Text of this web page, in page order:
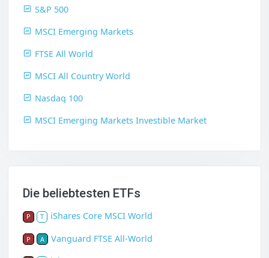
S&P 500
MSCI Emerging Markets
FTSE All World
MSCI All Country World
Nasdaq 100
MSCI Emerging Markets Investible Market
Die beliebtesten ETFs
P T iShares Core MSCI World
P A Vanguard FTSE All-World